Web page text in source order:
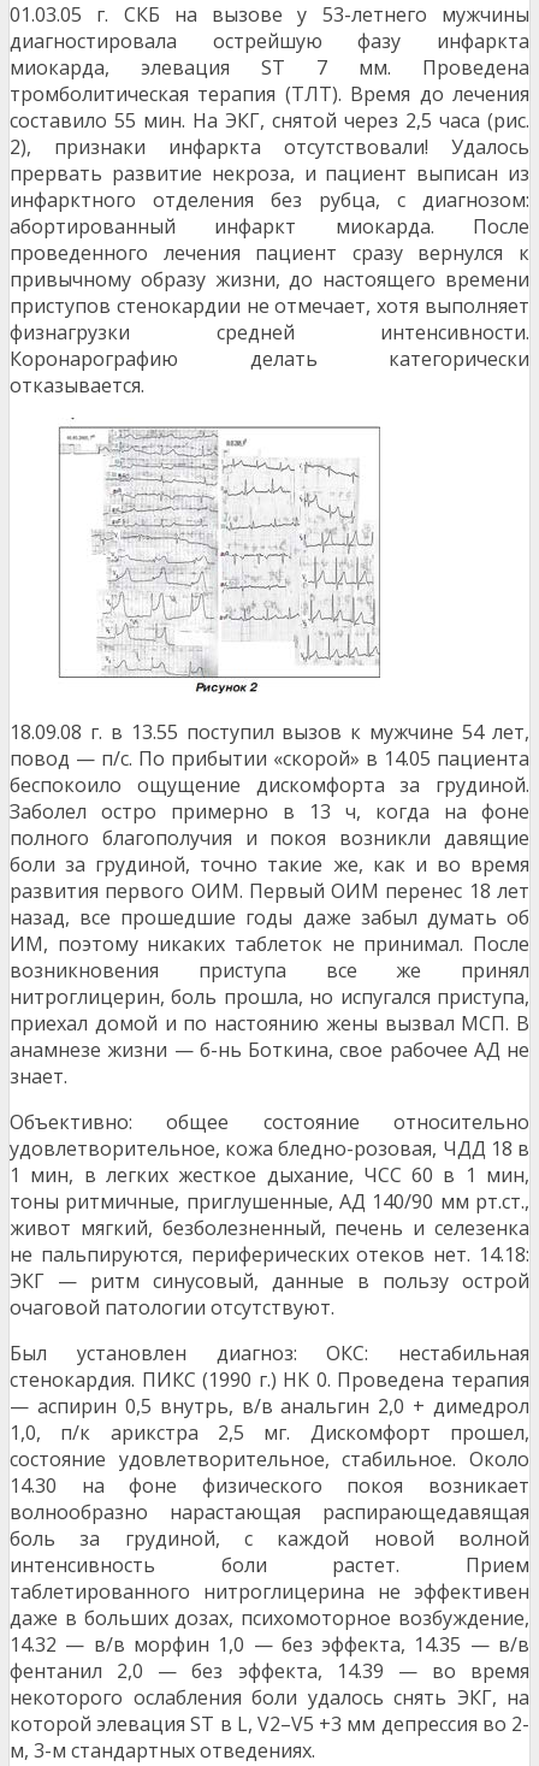
01.03.05 г. СКБ на вызове у 53-летнего мужчины
диагностировала острейшую фазу инфаркта
миокарда, элевация ST 7 мм. Проведена
тромболитическая терапия (ТЛТ). Время до лечения
составило 55 мин. На ЭКГ, снятой через 2,5 часа (рис.
2), признаки инфаркта отсутствовали! Удалось
прервать развитие некроза, и пациент выписан из
инфарктного отделения без рубца, с диагнозом:
абортированный инфаркт миокарда. После
проведенного лечения пациент сразу вернулся к
привычному образу жизни, до настоящего времени
приступов стенокардии не отмечает, хотя выполняет
физнагрузки средней интенсивности.
Коронарографию делать категорически
отказывается.
18.09.08 г. в 13.55 поступил вызов к мужчине 54 лет,
повод — п/с. По прибытии «скорой» в 14.05 пациента
беспокоило ощущение дискомфорта за грудиной.
Заболел остро примерно в 13 ч, когда на фоне
полного благополучия и покоя возникли давящие
боли за грудиной, точно такие же, как и во время
развития первого ОИМ. Первый ОИМ перенес 18 лет
назад, все прошедшие годы даже забыл думать об
ИМ, поэтому никаких таблеток не принимал. После
возникновения приступа все же принял
нитроглицерин, боль прошла, но испугался приступа,
приехал домой и по настоянию жены вызвал МСП. В
анамнезе жизни — б-нь Боткина, свое рабочее АД не
знает.
Объективно: общее состояние относительно
удовлетворительное, кожа бледно-розовая, ЧДД 18 в
1 мин, в легких жесткое дыхание, ЧСС 60 в 1 мин,
тоны ритмичные, приглушенные, АД 140/90 мм рт.ст.,
живот мягкий, безболезненный, печень и селезенка
не пальпируются, периферических отеков нет. 14.18:
ЭКГ — ритм синусовый, данные в пользу острой
очаговой патологии отсутствуют.
Был установлен диагноз: ОКС: нестабильная
стенокардия. ПИКС (1990 г.) НК 0. Проведена терапия
— аспирин 0,5 внутрь, в/в анальгин 2,0 + димедрол
1,0, п/к арикстра 2,5 мг. Дискомфорт прошел,
состояние удовлетворительное, стабильное. Около
14.30 на фоне физического покоя возникает
волнообразно нарастающая распирающедавящая
боль за грудиной, с каждой новой волной
интенсивность боли растет. Прием
таблетированного нитроглицерина не эффективен
даже в больших дозах, психомоторное возбуждение,
14.32 — в/в морфин 1,0 — без эффекта, 14.35 — в/в
фентанил 2,0 — без эффекта, 14.39 — во время
некоторого ослабления боли удалось снять ЭКГ, на
которой элевация ST в L, V2–V5 +3 мм депрессия во 2-
м, 3-м стандартных отведениях.